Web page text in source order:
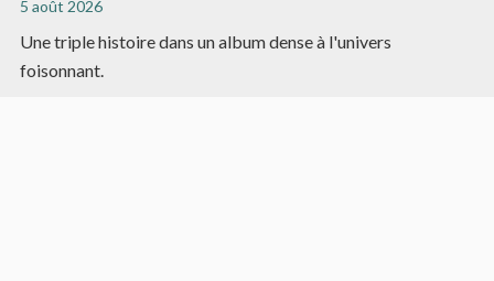
5 août 2026
Une triple histoire dans un album dense à l'univers
foisonnant.